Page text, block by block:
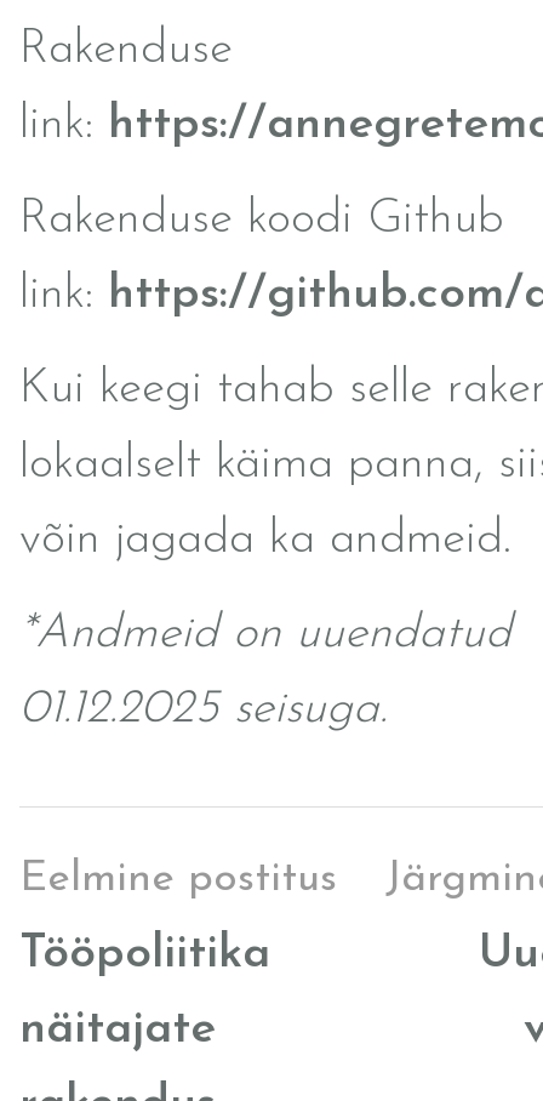
Rakenduse
link: https://
Rakenduse koodi Github
link: https://github.com/
Kui keegi tahab selle
lokaalselt käima panna,
võin jagada ka andmeid.
*Andmeid on uuendatud
01.12.2025 seisuga.
Eelmine postitus
Tööpoliitika
näitajate